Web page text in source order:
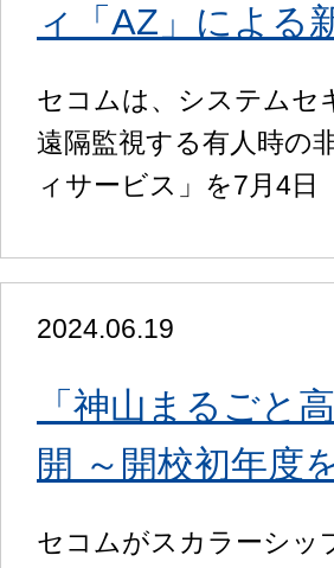
ィ「AZ」による
セコムは、システムセ
遠隔監視する有人時の
ィサービス」を7月4日
2024.06.19
「神山まるごと
開 ～開校初年度
セコムがスカラーシッ